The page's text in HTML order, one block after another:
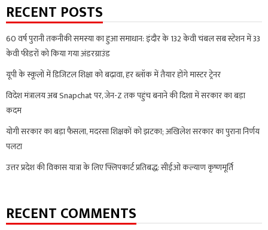
RECENT POSTS
60 वर्ष पुरानी तकनीकी समस्या का हुआ समाधान: इंदौर के 132 केवी चंबल सब स्टेशन में 33
केवी फीडरों को किया गया अंडरग्राउंड
यूपी के स्कूलों में डिजिटल शिक्षा को बढ़ावा, हर ब्लॉक में तैयार होंगे मास्टर ट्रेनर
विदेश मंत्रालय अब Snapchat पर, जेन-Z तक पहुंच बनाने की दिशा में सरकार का बड़ा
कदम
योगी सरकार का बड़ा फैसला, मदरसा शिक्षकों को झटका; अखिलेश सरकार का पुराना निर्णय
पलटा
उत्तर प्रदेश की विकास यात्रा के लिए फ्लिपकार्ट प्रतिबद्ध: सीईओ कल्याण कृष्णमूर्ति
RECENT COMMENTS